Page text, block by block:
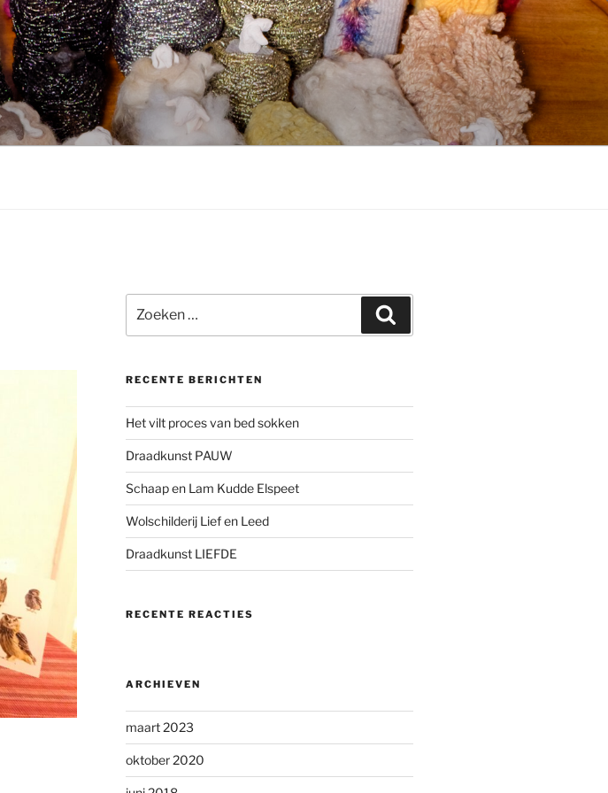
naar:
RECENTE BERICHTEN
Het vilt proces van bed sokken
Draadkunst PAUW
Schaap en Lam Kudde Elspeet
Wolschilderij Lief en Leed
Draadkunst LIEFDE
RECENTE REACTIES
ARCHIEVEN
maart 2023
oktober 2020